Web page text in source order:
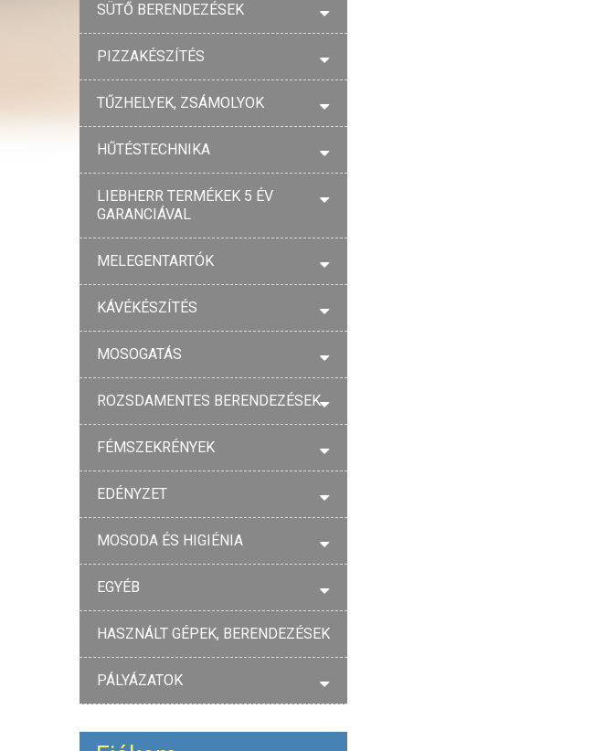
SÜTŐ BERENDEZÉSEK
PIZZAKÉSZÍTÉS
TŰZHELYEK, ZSÁMOLYOK
HŰTÉSTECHNIKA
LIEBHERR TERMÉKEK 5 ÉV
GARANCIÁVAL
MELEGENTARTÓK
KÁVÉKÉSZÍTÉS
MOSOGATÁS
ROZSDAMENTES BERENDEZÉSEK
FÉMSZEKRÉNYEK
EDÉNYZET
MOSODA ÉS HIGIÉNIA
EGYÉB
HASZNÁLT GÉPEK, BERENDEZÉSEK
PÁLYÁZATOK